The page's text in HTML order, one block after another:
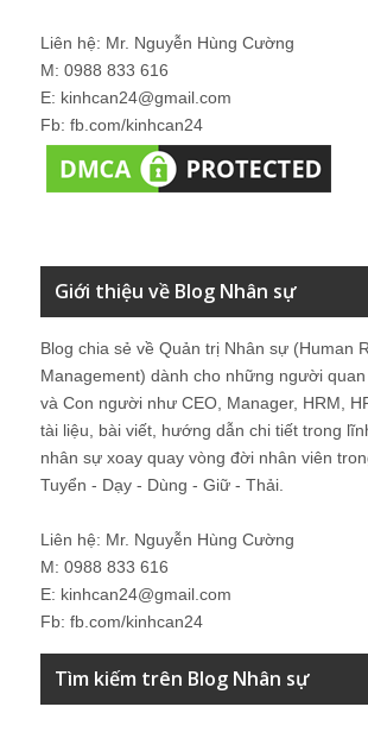
Liên hệ: Mr. Nguyễn Hùng Cường
M: 0988 833 616
E: kinhcan24@gmail.com
Fb: fb.com/kinhcan24
Giới thiệu về Blog Nhân sự
Blog chia sẻ về Quản trị Nhân sự (Human
Management) dành cho những người
và Con người như CEO, Manager, HRM,
tài liệu, bài viết, hướng dẫn chi tiết trong
nhân sự xoay quay vòng đời nhân viên
Tuyển - Dạy - Dùng - Giữ - Thải.
Liên hệ: Mr. Nguyễn Hùng Cường
M: 0988 833 616
E: kinhcan24@gmail.com
Fb: fb.com/kinhcan24
Tìm kiếm trên Blog Nhân sự